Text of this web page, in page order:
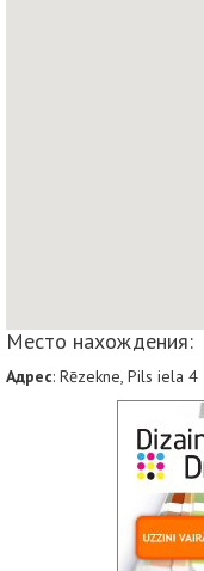
Место нахождения:
Адрес: Rēzekne, Pils iela 4